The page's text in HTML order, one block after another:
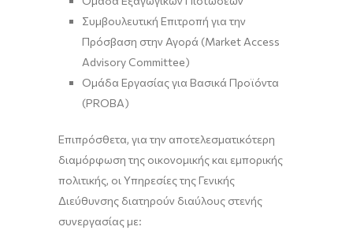
Συμβουλευτική Επιτροπή για την
Πρόσβαση στην Αγορά (Market Access
Advisory Committee)
Ομάδα Εργασίας για Βασικά Προϊόντα
(PROBA)
Επιπρόσθετα, για την αποτελεσματικότερη
διαμόρφωση της οικονομικής και εμπορικής
πολιτικής, οι Υπηρεσίες της Γενικής
Διεύθυνσης διατηρούν διαύλους στενής
συνεργασίας με: